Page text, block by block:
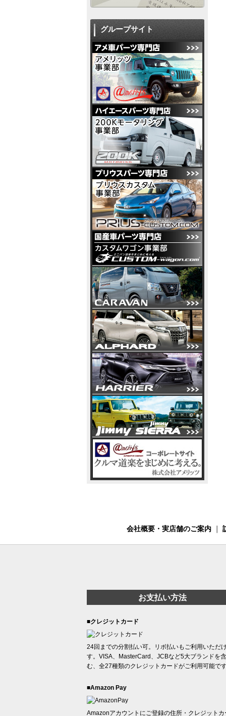
グループサイト
会社概要・実店舗のご案内
お支払い方法
■クレジットカード
24回までの分割払い可。リボ払いもご利用いただ
す。VISA、MasterCard、JCBなど5大ブランドを含
む、全27種類のクレジットカードがご利用可能で
■Amazon Pay
Amazonアカウントにご登録の住所・クレジットカ